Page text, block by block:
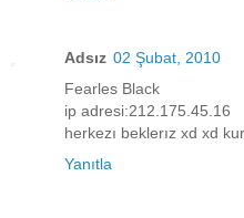
Adsız 02 Şubat, 2010
Fearles Black
ip adresi:212.175.45.16
herkezı beklerız xd xd
Yanıtla